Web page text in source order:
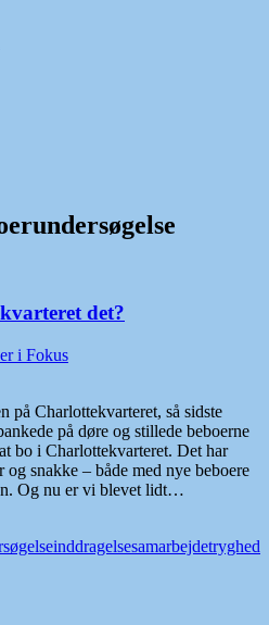
det?
i Fokus
på Charlottekvarteret, så sidste
på døre og stillede beboerne
bo i Charlottekvarteret. Det har
snakke – både med nye beboere
Og nu er vi blevet lidt…
inddragelsesamarbejdetryghed